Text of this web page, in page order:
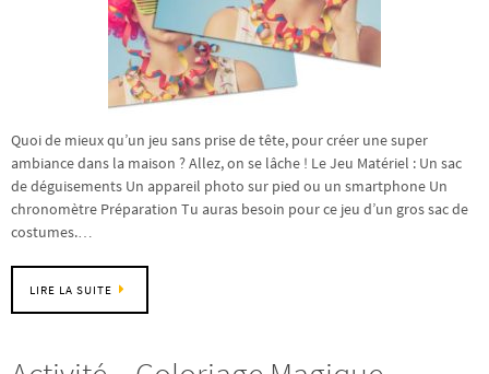
Quoi de mieux qu’un jeu sans prise de tête, pour créer une super
ambiance dans la maison ? Allez, on se lâche ! Le Jeu Matériel : Un sac
de déguisements Un appareil photo sur pied ou un smartphone Un
chronomètre Préparation Tu auras besoin pour ce jeu d’un gros sac de
costumes.…
LIRE LA SUITE